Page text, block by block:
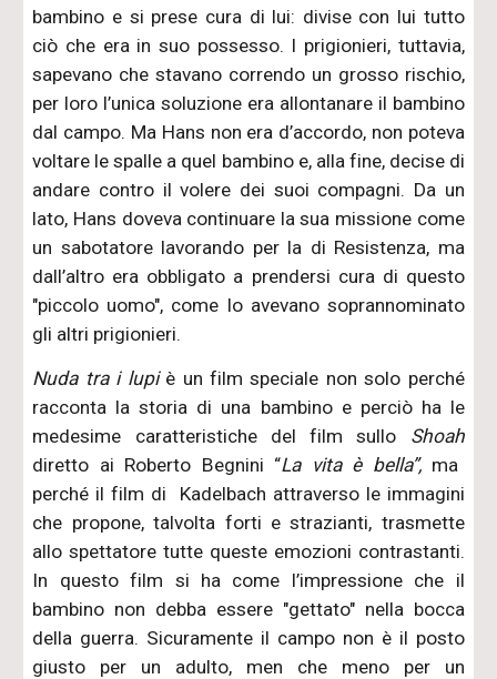
bambino e si prese cura di lui: divise con lui tutto
ciò che era in suo possesso. I prigionieri, tuttavia,
sapevano che stavano correndo un grosso rischio,
per loro l’unica soluzione era allontanare il bambino
dal campo. Ma Hans non era d’accordo, non poteva
voltare le spalle a quel bambino e, alla fine, decise di
andare contro il volere dei suoi compagni. Da un
lato, Hans doveva continuare la sua missione come
un sabotatore lavorando per la di Resistenza, ma
dall’altro era obbligato a prendersi cura di questo
"piccolo uomo", come lo avevano soprannominato
gli altri prigionieri.
Nuda tra i lupi è un film speciale non solo perché
racconta la storia di una bambino e perciò ha le
medesime caratteristiche del film sullo Shoah
diretto ai Roberto Begnini “La vita è bella”, ma
perché il film di
Kadelbach attraverso le immagini
che propone, talvolta forti e strazianti, trasmette
allo spettatore tutte queste emozioni contrastanti.
In questo film si ha come l’impressione che il
bambino non debba essere "gettato" nella bocca
della guerra. Sicuramente il campo non è il posto
giusto per un adulto, men che meno per un